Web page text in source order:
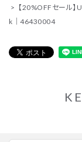
【20%OFFセール】
k｜46430004